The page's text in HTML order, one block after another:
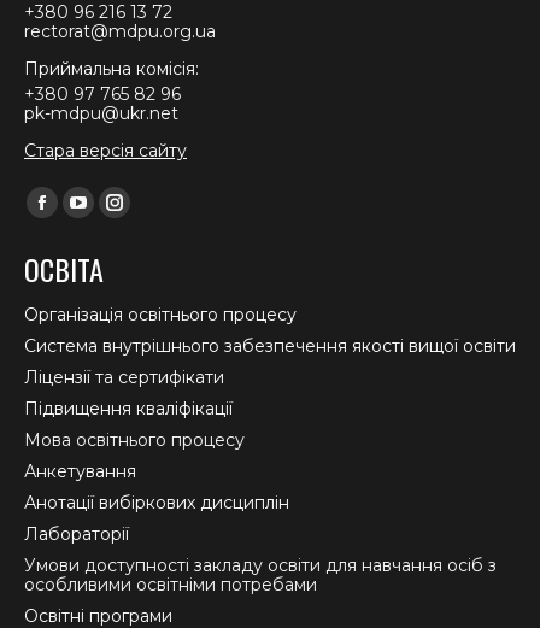
+380 96 216 13 72
rectorat@mdpu.org.ua
Приймальна комісія:
+380 97 765 82 96
pk-mdpu@ukr.net
Стара версія сайту
Find us on:
Facebook
opens
in
new
window
YouTube
opens
in
new
window
Instagram
in
new
window
ОСВІТА
Організація освітнього процесу
Система внутрішнього забезпечення якості вищої освіти
Ліцензії та сертифікати
Підвищення кваліфікації
Мова освітнього процесу
Анкетування
Анотації вибіркових дисциплін
Лабораторії
Умови доступності закладу освіти для навчання осіб з
особливими освітніми потребами
Освітні програми